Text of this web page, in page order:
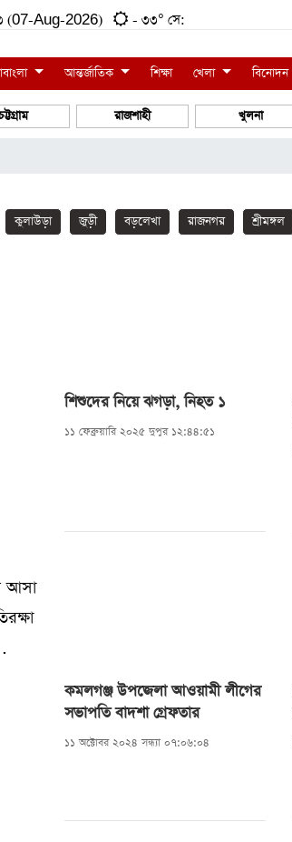
(07-Aug-2026) - ৩৩° সে:
আন্তর্জাতিক শিক্ষা খেলা বিনোদন
রাজশাহী খুলনা
কুলাউড়া জুড়ী বড়লেখা রাজনগর শ্রীমঙ্গল
আসা
শিশুদের নিয়ে ঝগড়া, নিহত ১
১১ ফেব্রুয়ারি ২০২৫ দুপুর ১২:৪৪:৫১
কমলগঞ্জ উপজেলা আওয়ামী লীগের
সভাপতি বাদশা গ্রেফতার
১১ অক্টোবর ২০২৪ সন্ধ্যা ০৭:০৬:০৪